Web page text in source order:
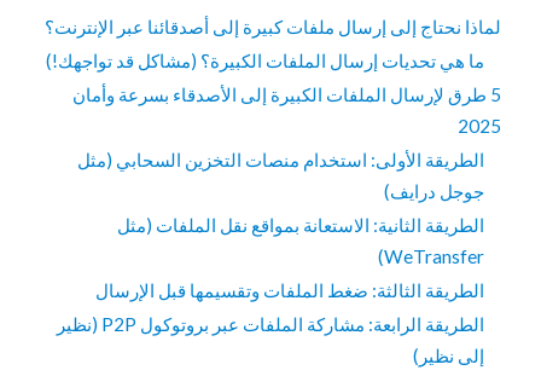
لماذا نحتاج إلى إرسال ملفات كبيرة إلى أصدقائنا عبر الإنترنت؟
ما هي تحديات إرسال الملفات الكبيرة؟ (مشاكل قد تواجهك!)
5 طرق لإرسال الملفات الكبيرة إلى الأصدقاء بسرعة وأمان
2025
الطريقة الأولى: استخدام منصات التخزين السحابي (مثل
جوجل درايف)
الطريقة الثانية: الاستعانة بمواقع نقل الملفات (مثل
WeTransfer)
الطريقة الثالثة: ضغط الملفات وتقسيمها قبل الإرسال
الطريقة الرابعة: مشاركة الملفات عبر بروتوكول P2P (نظير
إلى نظير)